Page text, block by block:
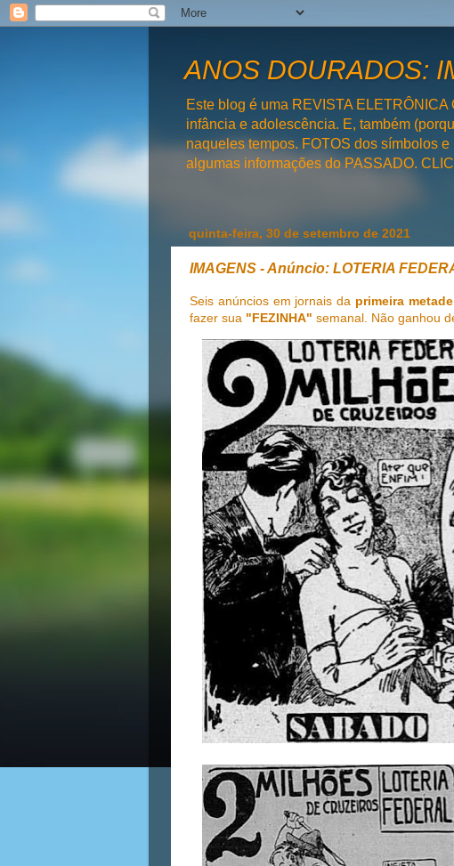
ANOS DOURADOS:
Este blog é uma REVISTA
infância e adolescência. E, também
naqueles tempos. FOTOS dos símbolos
algumas informações do PASSADO.
quinta-feira, 30 de setembro de 2021
IMAGENS - Anúncio: LOTERIA
Seis anúncios em jornais da primeira metade
fazer sua "FEZINHA" semanal. Não ganhou